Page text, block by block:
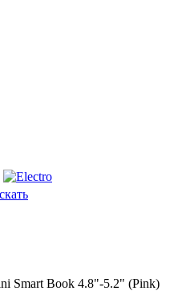
Smart Book 4.8"-5.2" (Pink)